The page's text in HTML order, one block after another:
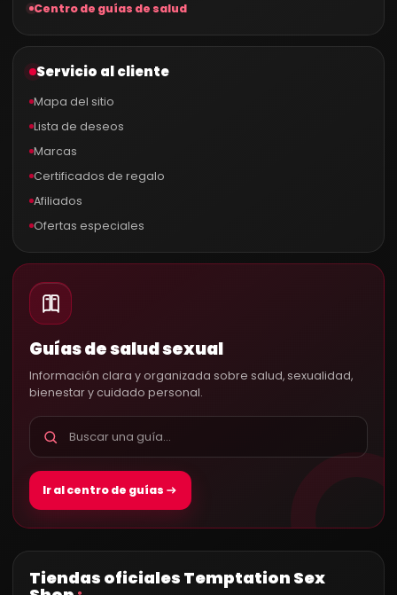
Centro de guías de salud
Servicio al cliente
Mapa del sitio
Lista de deseos
Marcas
Certificados de regalo
Afiliados
Ofertas especiales
Guías de salud sexual
Información clara y organizada sobre salud, sexualidad,
bienestar y cuidado personal.
Ir al centro de guías
Tiendas oficiales Temptation Sex